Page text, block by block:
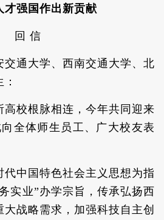
才强国作出新贡献
回 信
交通大学、西南交通大学、北
高校根脉相连，今年共同迎来
全体师生员工、广大校友表
中国特色社会主义思想为指
实业”办学宗旨，传承弘扬西
战略需求，加强科技自主创